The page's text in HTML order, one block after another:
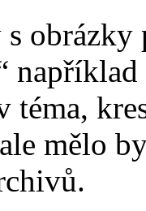
s
téma,
mělo